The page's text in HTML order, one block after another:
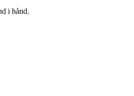
i hånd.